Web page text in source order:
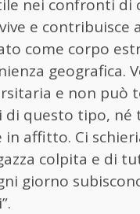
nei confronti di
e contribuisce
come corpo
geografica.
e non può
di questo tipo, né
in affitto. Ci
colpita e di
giorno